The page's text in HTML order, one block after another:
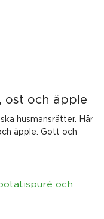
ost och äpple
husmansrätter. Här
äpple. Gott och